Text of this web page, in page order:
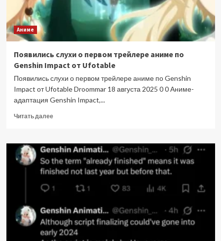
Аниме
Появились слухи о первом трейлере аниме по
Genshin Impact от Ufotable
Появились слухи о первом трейлере аниме по Genshin
Impact от Ufotable Droommar 18 августа 2025 0 0 Аниме-
адаптация Genshin Impact,...
Читать далееПрочитать
Появились
слухи
о
первом
аниме
Genshin
Impact
от
Ufotable